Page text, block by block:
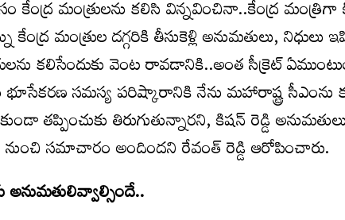
కేంద్ర మంత్రులను కలిసి విన్నవించినా..కేంద్ర
కేంద్ర మంత్రుల దగ్గరికి తీసుకెళ్లి అనుమతులు,
కలిసేందుకు వెంట రావడానికి..అంత సీక్రెట్
భూసేకరణ సమస్య పరిష్కారానికి నేను మహారాష్ట్ర సీఎంను
తప్పించుకు తిరుగుతున్నారని, కిషన్ రెడ్డి
సమాచారం అందిందని రేవంత్ రెడ్డి ఆరోపించారు.
అనుమతులివ్వాల్సిందే..